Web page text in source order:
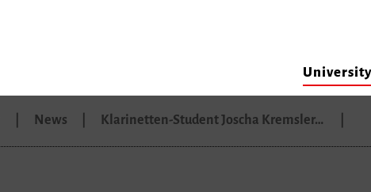
University
News Klarinetten-Student Joscha Kremsler…